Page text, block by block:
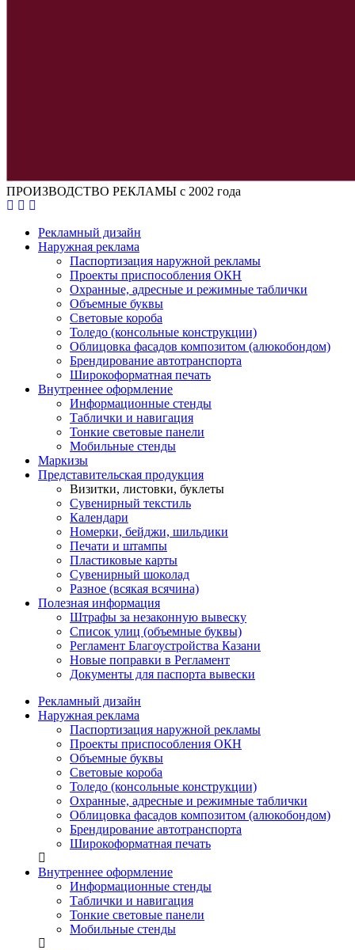
ПРОИЗВОДСТВО РЕКЛАМЫ с 2002 года
Рекламный дизайн
Наружная реклама
Паспортизация наружной рекламы
Проекты приспособления ОКН
Охранные, адресные и режимные таблички
Объемные буквы
Световые короба
Толедо (консольные конструкции)
Облицовка фасадов композитом (алюкобондом)
Брендирование автотранспорта
Широкоформатная печать
Внутреннее оформление
Информационные стенды
Таблички и навигация
Тонкие световые панели
Мобильные стенды
Маркизы
Представительская продукция
Визитки, листовки, буклеты
Сувенирный текстиль
Календари
Номерки, бейджи, шильдики
Печати и штампы
Пластиковые карты
Сувенирный шоколад
Разное (всякая всячина)
Полезная информация
Штрафы за незаконную вывеску
Список улиц (объемные буквы)
Регламент Благоустройства Казани
Новые поправки в Регламент
Документы для паспорта вывески
Рекламный дизайн
Наружная реклама
Паспортизация наружной рекламы
Проекты приспособления ОКН
Объемные буквы
Световые короба
Толедо (консольные конструкции)
Охранные, адресные и режимные таблички
Облицовка фасадов композитом (алюкобондом)
Брендирование автотранспорта
Широкоформатная печать
Внутреннее оформление
Информационные стенды
Таблички и навигация
Тонкие световые панели
Мобильные стенды